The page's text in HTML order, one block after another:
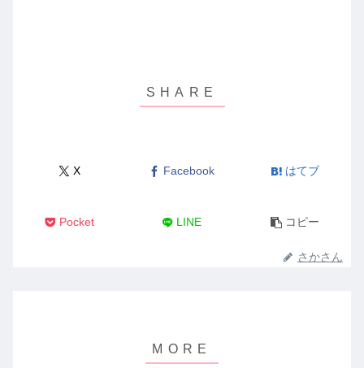
X Facebook はてブ
Pocket LINE コピー
さかさん